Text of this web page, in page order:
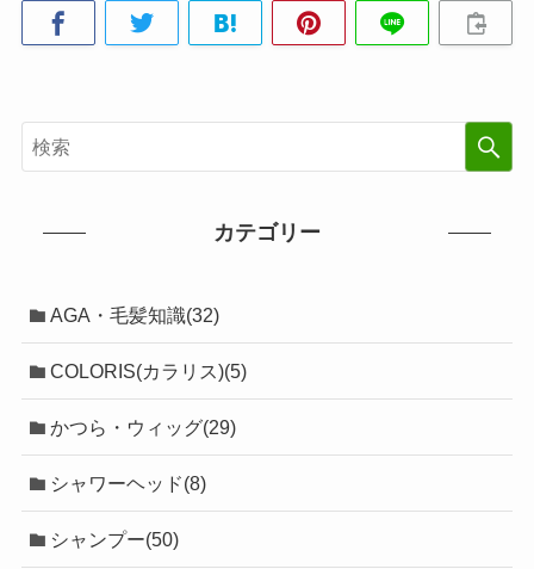
カテゴリー
AGA・毛髪知識(32)
COLORIS(カラリス)(5)
かつら・ウィッグ(29)
シャワーヘッド(8)
シャンプー(50)